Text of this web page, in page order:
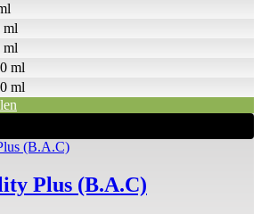
ml
ml
ml
ml
Plus (B.A.C)